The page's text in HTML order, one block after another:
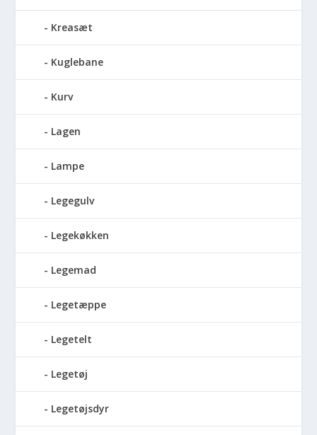
Kreasæt
Kuglebane
Kurv
Lagen
Lampe
Legegulv
Legekøkken
Legemad
Legetæppe
Legetelt
Legetøj
Legetøjsdyr